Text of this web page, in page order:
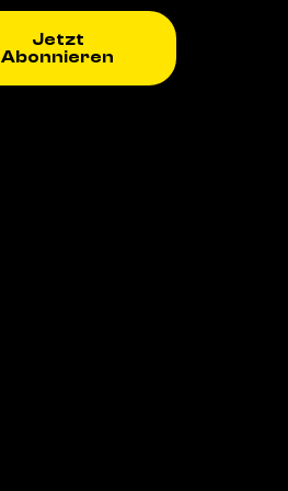
Jetzt
Abonnieren